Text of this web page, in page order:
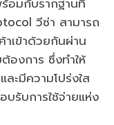
วีซ่า สามารถ
าเข้าด้วยกันผ่าน
องการ ซึ่งทำให้
ะมีความโปร่งใส
บรับการใช้จ่ายแห่ง